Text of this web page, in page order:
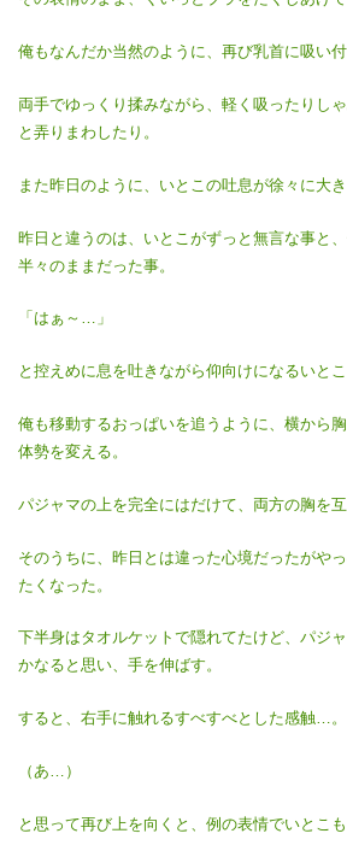
俺もなんだか当然のように、再び乳首に吸い付
両手でゆっくり揉みながら、軽く吸ったりし
と弄りまわしたり。
また昨日のように、いとこの吐息が徐々に大き
昨日と違うのは、いとこがずっと無言な事と
半々のままだった事。
「はぁ～…」
と控えめに息を吐きながら仰向けになるいとこ
俺も移動するおっぱいを追うように、横から
体勢を変える。
パジャマの上を完全にはだけて、両方の胸を
そのうちに、昨日とは違った心境だったがや
たくなった。
下半身はタオルケットで隠れてたけど、パジ
かなると思い、手を伸ばす。
すると、右手に触れるすべすべとした感触…。
（あ…）
と思って再び上を向くと、例の表情でいとこ